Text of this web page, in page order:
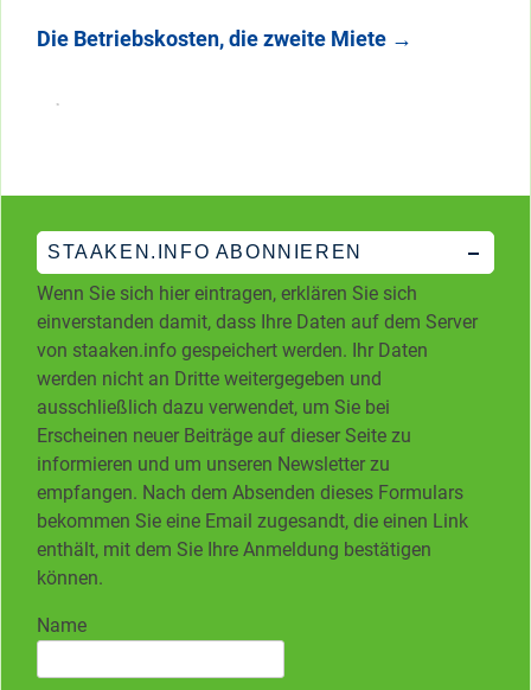
Die Betriebskosten, die zweite Miete →
STAAKEN.INFO ABONNIEREN
Wenn Sie sich hier eintragen, erklären Sie sich
einverstanden damit, dass Ihre Daten auf dem Server
von staaken.info gespeichert werden. Ihr Daten
werden nicht an Dritte weitergegeben und
ausschließlich dazu verwendet, um Sie bei
Erscheinen neuer Beiträge auf dieser Seite zu
informieren und um unseren Newsletter zu
empfangen. Nach dem Absenden dieses Formulars
bekommen Sie eine Email zugesandt, die einen Link
enthält, mit dem Sie Ihre Anmeldung bestätigen
können.
Name